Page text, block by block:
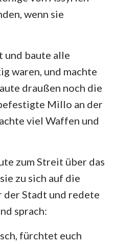
wenn sie
und baute alle
waren, und machte
draußen noch die
Millo an der
viel Waffen und
zum Streit über das
zu sich auf die
der Stadt und redete
sprach:
fürchtet euch